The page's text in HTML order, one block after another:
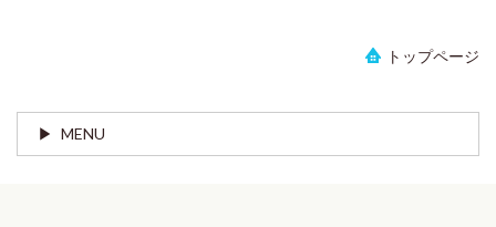
トップページ
MENU